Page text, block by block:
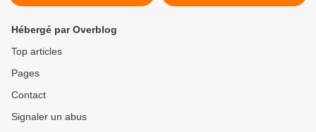
Hébergé par Overblog
Top articles
Pages
Contact
Signaler un abus